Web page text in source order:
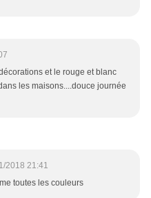
et le rouge et blanc
les maisons....douce journée
2018 21:41
toutes les couleurs